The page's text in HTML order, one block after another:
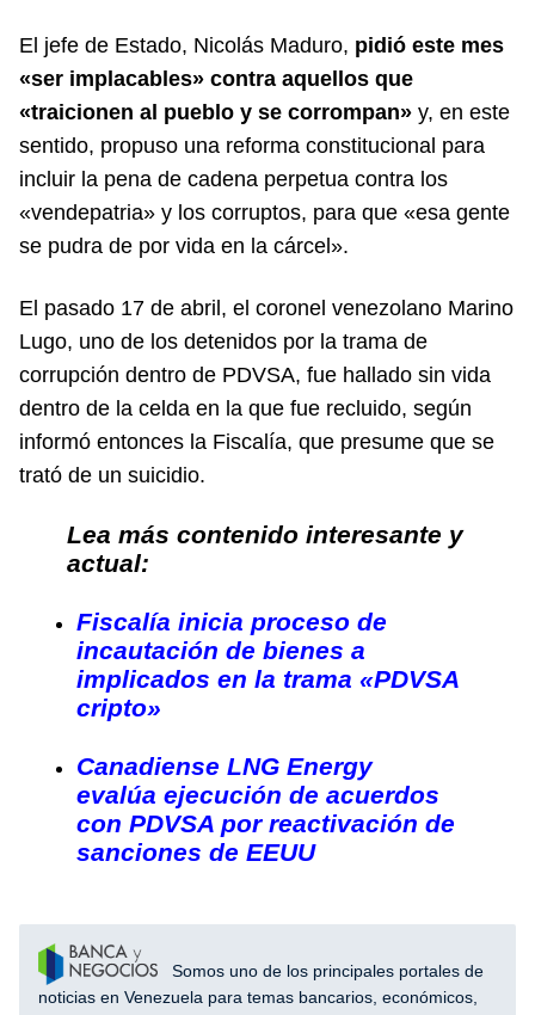
El jefe de Estado, Nicolás Maduro, pidió este mes
«ser implacables» contra aquellos que
«traicionen al pueblo y se corrompan» y, en este
sentido, propuso una reforma constitucional para
incluir la pena de cadena perpetua contra los
«vendepatria» y los corruptos, para que «esa gente
se pudra de por vida en la cárcel».
El pasado 17 de abril, el coronel venezolano Marino
Lugo, uno de los detenidos por la trama de
corrupción dentro de PDVSA, fue hallado sin vida
dentro de la celda en la que fue recluido, según
informó entonces la Fiscalía, que presume que se
trató de un suicidio.
Lea más contenido interesante y
actual:
Fiscalía inicia proceso de
incautación de bienes a
implicados en la trama «PDVSA
cripto»
Canadiense LNG Energy
evalúa ejecución de acuerdos
con PDVSA por reactivación de
sanciones de EEUU
Somos uno de los principales portales de
noticias en Venezuela para temas bancarios, económicos,